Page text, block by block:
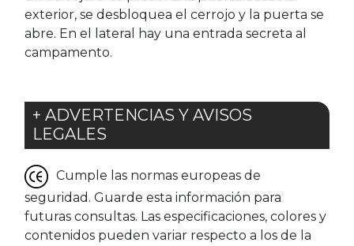
exterior, se desbloquea el cerrojo y la puerta se
abre. En el lateral hay una entrada secreta al
campamento.
+ ADVERTENCIAS Y AVISOS
LEGALES
Cumple las normas europeas de
seguridad. Guarde esta información para
futuras consultas. Las especificaciones, colores y
contenidos pueden variar respecto a los de la